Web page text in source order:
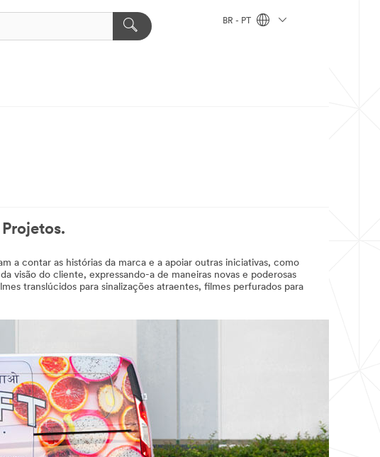
BR - PT
a contar as histórias da marca e a apoiar outras iniciativas, como
visão do cliente, expressando-a de maneiras novas e poderosas
translúcidos para sinalizações atraentes, filmes perfurados para